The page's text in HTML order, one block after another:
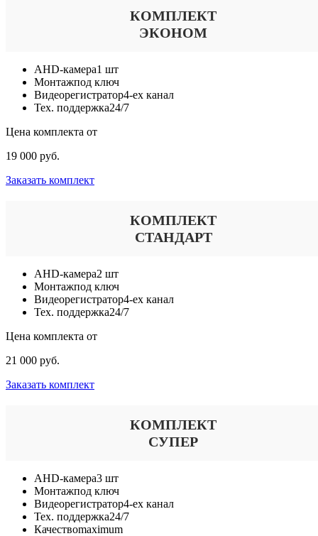
КОМПЛЕКТ
ЭКОНОМ
AHD-камера1 шт
Монтажпод ключ
Видеорегистратор4-ех канал
Тех. поддержка24/7
Цена комплекта от
19 000 руб.
Заказать комплект
КОМПЛЕКТ
СТАНДАРТ
AHD-камера2 шт
Монтажпод ключ
Видеорегистратор4-ех канал
Тех. поддержка24/7
Цена комплекта от
21 000 руб.
Заказать комплект
КОМПЛЕКТ
СУПЕР
AHD-камера3 шт
Монтажпод ключ
Видеорегистратор4-ех канал
Тех. поддержка24/7
Качествоmaximum